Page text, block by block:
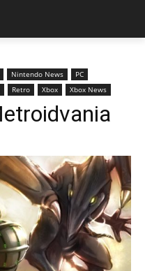
Nintendo News
PC
Retro Xbox Xbox News